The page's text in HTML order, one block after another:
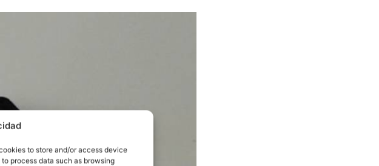
to store and/or access device
process data such as browsing